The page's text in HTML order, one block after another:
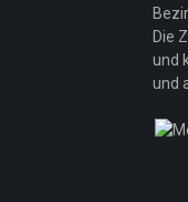
Die
und
und